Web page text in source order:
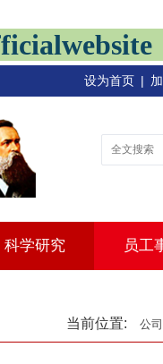
设为首页 |
科学研究 员工
当前位置: 公